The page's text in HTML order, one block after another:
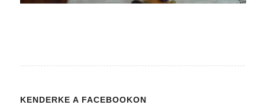
KENDERKE A FACEBOOKON